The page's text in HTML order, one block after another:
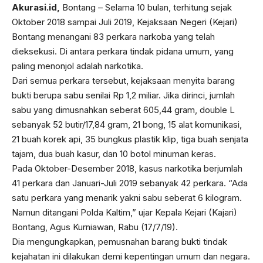
Akurasi.id, Bontang – Selama 10 bulan, terhitung sejak
Oktober 2018 sampai Juli 2019, Kejaksaan Negeri (Kejari)
Bontang menangani 83 perkara narkoba yang telah
dieksekusi. Di antara perkara tindak pidana umum, yang
paling menonjol adalah narkotika.
Dari semua perkara tersebut, kejaksaan menyita barang
bukti berupa sabu senilai Rp 1,2 miliar. Jika dirinci, jumlah
sabu yang dimusnahkan seberat 605,44 gram, double L
sebanyak 52 butir/17,84 gram, 21 bong, 15 alat komunikasi,
21 buah korek api, 35 bungkus plastik klip, tiga buah senjata
tajam, dua buah kasur, dan 10 botol minuman keras.
Pada Oktober-Desember 2018, kasus narkotika berjumlah
41 perkara dan Januari-Juli 2019 sebanyak 42 perkara. “Ada
satu perkara yang menarik yakni sabu seberat 6 kilogram.
Namun ditangani Polda Kaltim,” ujar Kepala Kejari (Kajari)
Bontang, Agus Kurniawan, Rabu (17/7/19).
Dia mengungkapkan, pemusnahan barang bukti tindak
kejahatan ini dilakukan demi kepentingan umum dan negara.